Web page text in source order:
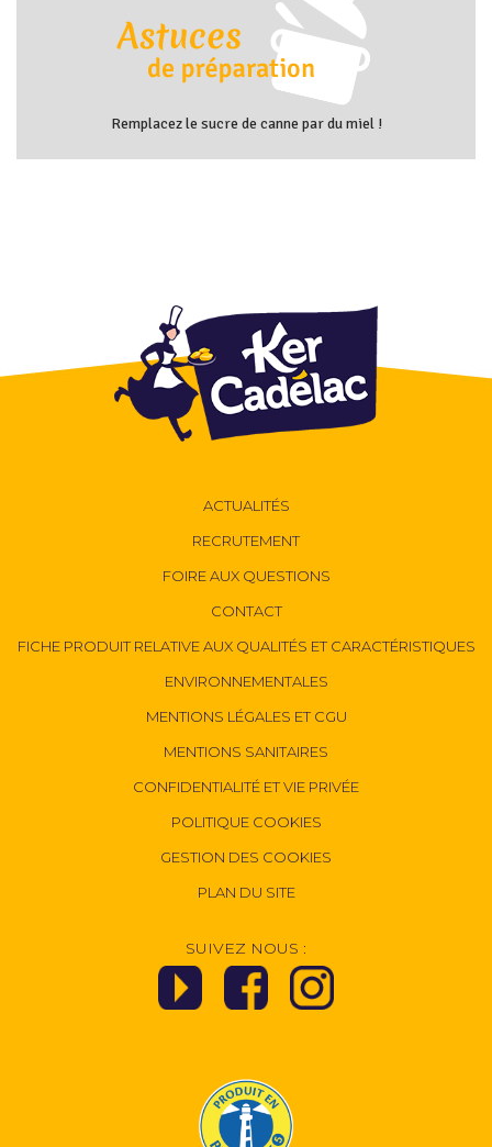
Remplacez le sucre de canne par du miel !
ACTUALITÉS
RECRUTEMENT
FOIRE AUX QUESTIONS
CONTACT
FICHE PRODUIT RELATIVE AUX QUALITÉS ET CARACTÉRISTIQUES
ENVIRONNEMENTALES
MENTIONS LÉGALES ET CGU
MENTIONS SANITAIRES
CONFIDENTIALITÉ ET VIE PRIVÉE
POLITIQUE COOKIES
GESTION DES COOKIES
PLAN DU SITE
SUIVEZ NOUS :